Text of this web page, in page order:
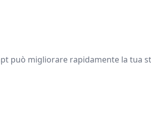
può migliorare rapidamente la tua